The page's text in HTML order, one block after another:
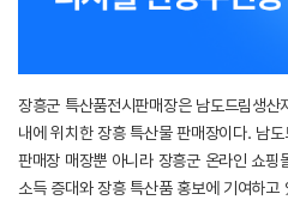
장흥군 특산품전시판매장은 남도드림생
내에 위치한 장흥 특산물 판매장이다. 남
판매장 매장뿐 아니라 장흥군 온라인 쇼핑
소득 증대와 장흥 특산품 홍보에 기여하고